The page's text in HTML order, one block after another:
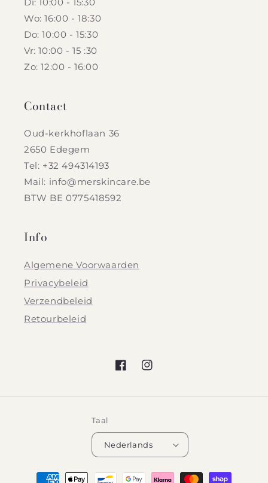
Wo: 16:00 - 18:30
Do: 10:00 - 15:30
Vr: 10:00 - 15 :30
Zo: 12:00 - 16:00
Contact
Oud-kerkhoflaan 36
2650 Edegem
Tel: +32 494314193
Mail: info@merskincare.be
BTW BE 0775418592
Info
Algemene Voorwaarden
Privacybeleid
Verzendbeleid
Retourbeleid
FacebookInstagram
Taal
Nederlands
Betaalmethoden